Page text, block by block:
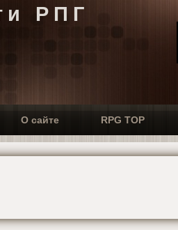
РПГ
О сайте RPG TOP